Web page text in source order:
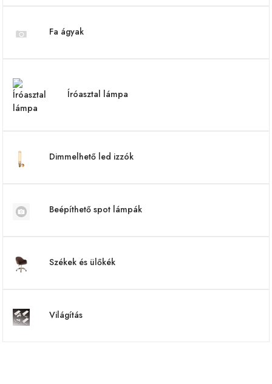
Fa ágyak
Íróasztal lámpa
Dimmelhető led izzók
Beépíthető spot lámpák
Székek és ülőkék
Világítás